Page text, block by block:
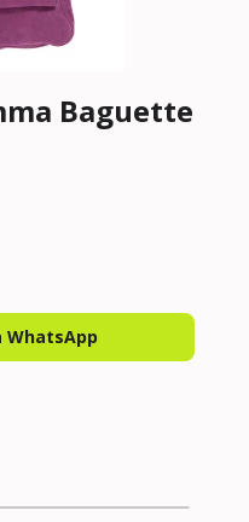
Baguette
WhatsApp